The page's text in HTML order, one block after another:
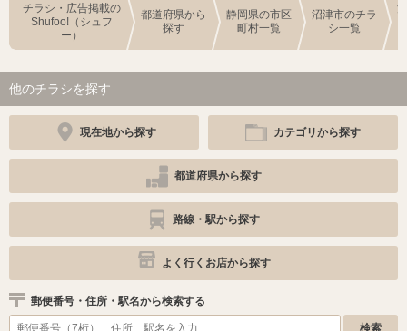
チラシ・広告掲載の
Shufoo!（シュフ
ー）
都道府県から
探す
静岡県の市区
町村一覧
沼津市のチラ
シ一覧
他のチラシを探す
現在地から探す カテゴリから探す
都道府県から探す
路線・駅から探す
よく行くお店から探す
郵便番号・住所・駅名から検索する